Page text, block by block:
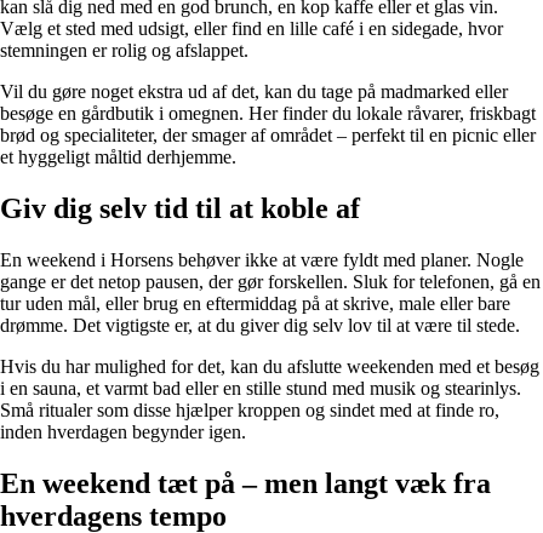
kan slå dig ned med en god brunch, en kop kaffe eller et glas vin.
Vælg et sted med udsigt, eller find en lille café i en sidegade, hvor
stemningen er rolig og afslappet.
Vil du gøre noget ekstra ud af det, kan du tage på madmarked eller
besøge en gårdbutik i omegnen. Her finder du lokale råvarer, friskbagt
brød og specialiteter, der smager af området – perfekt til en picnic eller
et hyggeligt måltid derhjemme.
Giv dig selv tid til at koble af
En weekend i Horsens behøver ikke at være fyldt med planer. Nogle
gange er det netop pausen, der gør forskellen. Sluk for telefonen, gå en
tur uden mål, eller brug en eftermiddag på at skrive, male eller bare
drømme. Det vigtigste er, at du giver dig selv lov til at være til stede.
Hvis du har mulighed for det, kan du afslutte weekenden med et besøg
i en sauna, et varmt bad eller en stille stund med musik og stearinlys.
Små ritualer som disse hjælper kroppen og sindet med at finde ro,
inden hverdagen begynder igen.
En weekend tæt på – men langt væk fra
hverdagens tempo